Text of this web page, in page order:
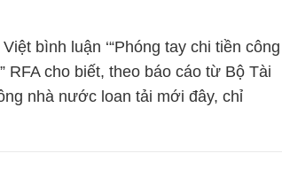
bình luận ‘“Phóng tay chi tiền công
RFA cho biết, theo báo cáo từ Bộ Tài
nhà nước loan tải mới đây, chỉ